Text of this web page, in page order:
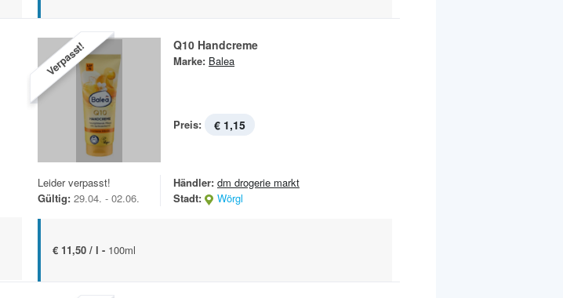
Verpasst! Q10 Handcreme
Marke: Balea
Preis: € 1,15
Leider verpasst!
Gültig: 29.04. - 02.06.
Händler: dm drogerie markt
Stadt:
Wörgl
€ 11,50 / l - 100ml